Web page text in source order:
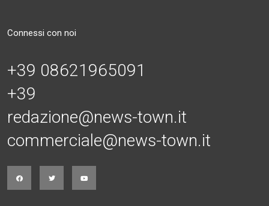
Connessi con noi
+39 08621965091
+39
redazione@news-town.it
commerciale@news-town.it